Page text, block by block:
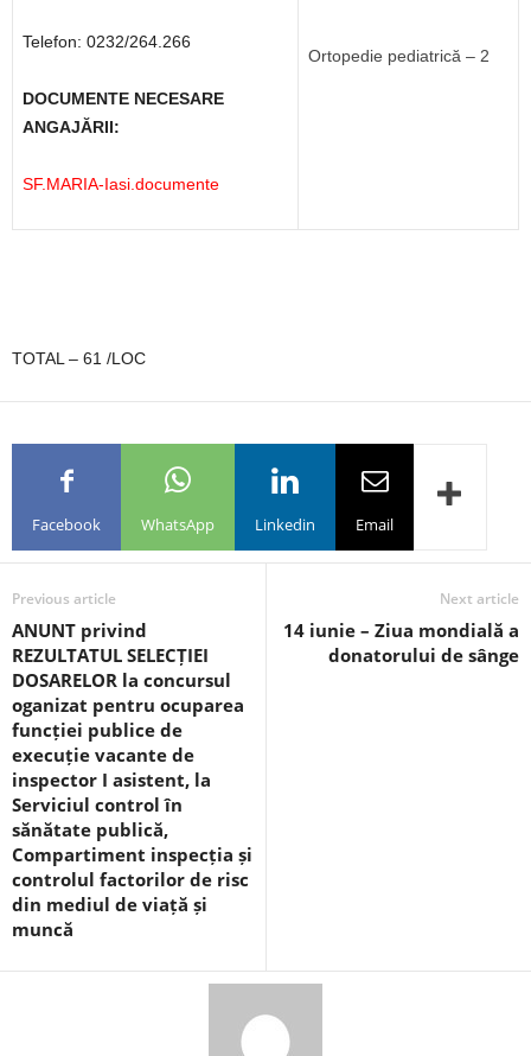
Telefon: 0232/264.266
DOCUMENTE NECESARE
ANGAJĂRII:
SF.MARIA-Iasi.documente
Ortopedie pediatrică – 2
TOTAL – 61 /LOC
Facebook WhatsApp Linkedin Email
Previous article
ANUNT privind
REZULTATUL SELECȚIEI
DOSARELOR la concursul
oganizat pentru ocuparea
funcției publice de
execuție vacante de
inspector I asistent, la
Serviciul control în
sănătate publică,
Compartiment inspecția și
controlul factorilor de risc
din mediul de viață și
muncă
Next article
14 iunie – Ziua mondială a
donatorului de sânge